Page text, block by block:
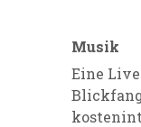
Musik
Eine